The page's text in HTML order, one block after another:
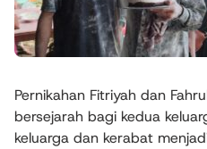
Pernikahan Fitriyah dan
bersejarah bagi kedua
keluarga dan kerabat